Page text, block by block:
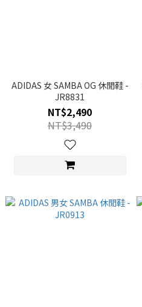
ADIDAS 女 SAMBA OG 休閒鞋 -
JR8831
NT$2,490
NT$3,490